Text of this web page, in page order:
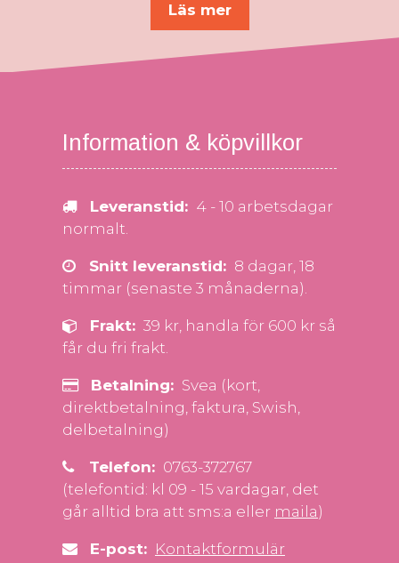
Läs mer
Information & köpvillkor
Leveranstid: 4 - 10 arbetsdagar
normalt.
Snitt leveranstid: 8 dagar, 18
timmar (senaste 3 månaderna).
Frakt: 39 kr, handla för 600 kr så
får du fri frakt.
Betalning: Svea (kort,
direktbetalning, faktura, Swish,
delbetalning)
Telefon: 0763-372767
(telefontid: kl 09 - 15 vardagar, det
går alltid bra att sms:a eller maila)
E-post: Kontaktformulär